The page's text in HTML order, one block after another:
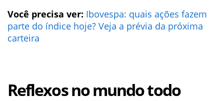
Você precisa ver: Ibovespa: quais ações fazem
parte do índice hoje? Veja a prévia da próxima
carteira
Reflexos no mundo todo